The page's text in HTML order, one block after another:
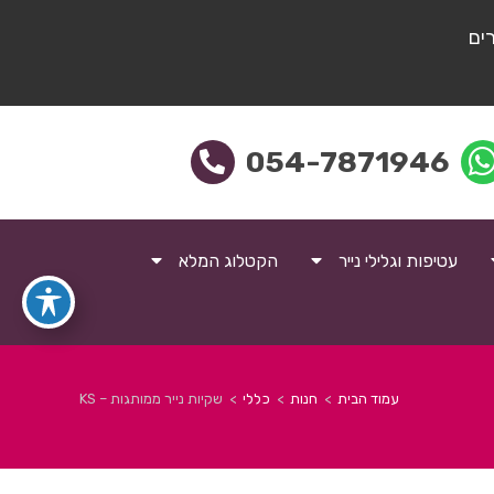
054-7871946
עטיפות וגלילי נייר הקטלוג המלא
עמוד הבית > חנות > כללי > שקיות נייר ממותגות – KS